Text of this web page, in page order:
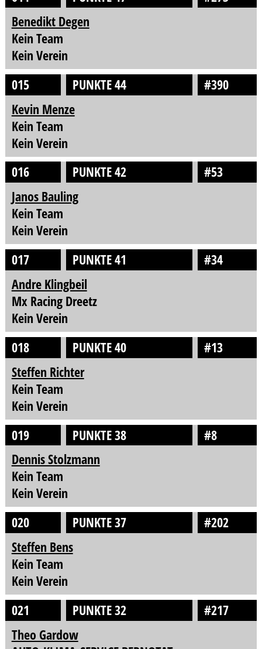
Benedikt Degen
Kein Team
Kein Verein
015
PUNKTE 44
#390
Kevin Menze
Kein Team
Kein Verein
016
PUNKTE 42
#53
Janos Bauling
Kein Team
Kein Verein
017
PUNKTE 41
#34
Andre Klingbeil
Mx Racing Dreetz
Kein Verein
018
PUNKTE 40
#13
Steffen Richter
Kein Team
Kein Verein
019
PUNKTE 38
#8
Dennis Stolzmann
Kein Team
Kein Verein
020
PUNKTE 37
#202
Steffen Bens
Kein Team
Kein Verein
021
PUNKTE 32
#217
Theo Gardow